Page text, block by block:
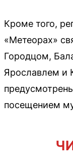
Кроме того,
«Метеорах»
Городцом,
Ярославлем и
посещением